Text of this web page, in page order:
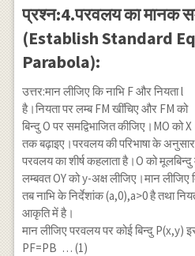
प्रश्न:4.परवलय का मानक
(Establish Standard
Parabola):
उत्तर:मान लीजिए कि नाभि F और नियता l
है।नियता पर लम्ब FM खींचिए और FM को
बिन्दु O पर समद्विभाजित कीजिए।MO को X
तक बढ़ाइए।परवलय की परिभाषा के
परवलय का शीर्ष कहलाता है।O को
लम्बवत OY को y-अक्ष लीजिए।मान लीजिए
तब नाभि के निर्देशांक (a,0),a>0 है तथा
आकृति में है।
मान लीजिए परवलय पर कोई बिन्दु P(x,y)
PF=PB … (1)